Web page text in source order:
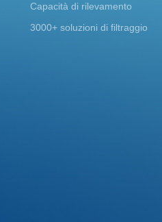
Capacità di rilevamento
3000+ soluzioni di filtraggio